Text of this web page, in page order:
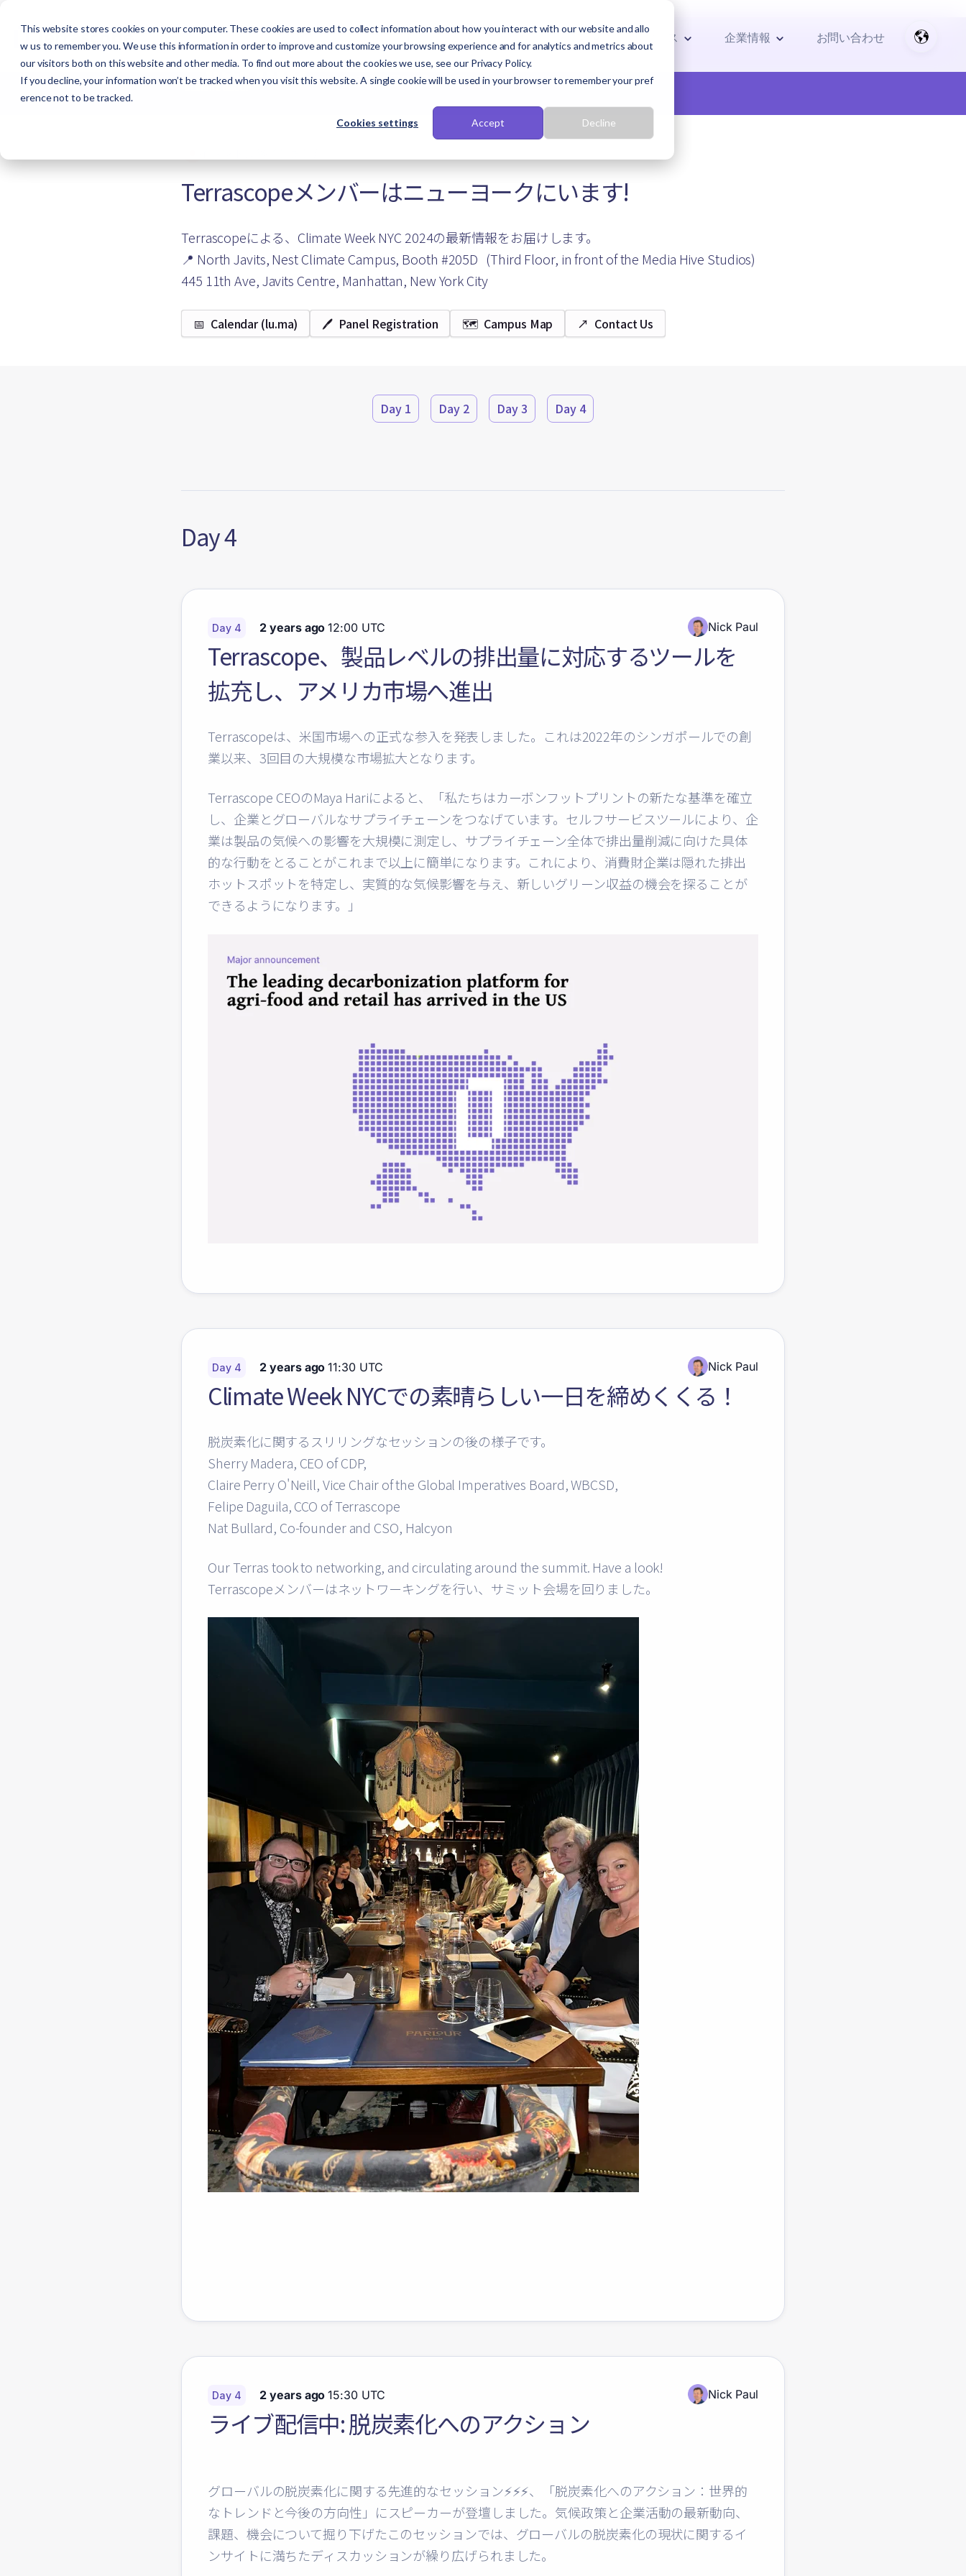
This website stores cookies on your computer. These cookies are used to collect information about how you interact with our website and allo
w us to remember you. We use this information in order to improve and customize your browsing experience and for analytics and metrics about
our visitors both on this website and other media. To find out more about the cookies we use, see our Privacy Policy.
If you decline, your information won’t be tracked when you visit this website. A single cookie will be used in your browser to remember your pref
erence not to be tracked.
Cookies settings Accept Decline
リソース 企業情報 お問い合わせ
Terrascope Live Blog
2024年9月22日 - 26日
Terrascopeメンバーはニューヨークにいます!
Terrascopeによる、Climate Week NYC 2024の最新情報をお届けします。
📍 North Javits, Nest Climate Campus, Booth #205D (Third Floor, in front of the Media Hive Studios)
445 11th Ave, Javits Centre, Manhattan, New York City
📅 Calendar (lu.ma) 🖊️ Panel Registration 🗺️ Campus Map ↗️ Contact Us
Day 1 Day 2 Day 3 Day 4
Day 4
Day 4 2 years ago 12:00 UTC Nick Paul
Terrascope、製品レベルの排出量に対応するツールを
拡充し、アメリカ市場へ進出
Terrascopeは、米国市場への正式な参入を発表しました。これは2022年のシンガポールでの創
業以来、3回目の大規模な市場拡大となります。
Terrascope CEOのMaya Hariによると、「私たちはカーボンフットプリントの新たな基準を確立
し、企業とグローバルなサプライチェーンをつなげています。セルフサービスツールにより、企
業は製品の気候への影響を大規模に測定し、サプライチェーン全体で排出量削減に向けた具体
的な行動をとることがこれまで以上に簡単になります。これにより、消費財企業は隠れた排出
ホットスポットを特定し、実質的な気候影響を与え、新しいグリーン収益の機会を探ることが
できるようになります。」
Day 4 2 years ago 11:30 UTC Nick Paul
Climate Week NYCでの素晴らしい一日を締めくくる！
脱炭素化に関するスリリングなセッションの後の様子です。
Sherry Madera, CEO of CDP,
Claire Perry O'Neill, Vice Chair of the Global Imperatives Board, WBCSD,
Felipe Daguila, CCO of Terrascope
Nat Bullard, Co-founder and CSO, Halcyon
Our Terras took to networking, and circulating around the summit. Have a look!
Terrascopeメンバーはネットワーキングを行い、サミット会場を回りました。
Day 4 2 years ago 15:30 UTC Nick Paul
ライブ配信中: 脱炭素化へのアクション
グローバルの脱炭素化に関する先進的なセッション⚡️⚡️⚡️、「脱炭素化へのアクション：世界的
なトレンドと今後の方向性」にスピーカーが登壇しました。気候政策と企業活動の最新動向、
課題、機会について掘り下げたこのセッションでは、グローバルの脱炭素化の現状に関するイ
ンサイトに満ちたディスカッションが繰り広げられました。